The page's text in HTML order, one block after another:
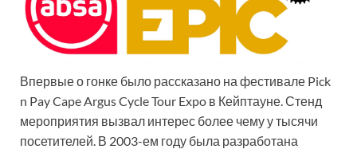
Впервые о гонке было рассказано на фестивале Pick
n Pay Cape Argus Cycle Tour Expo в Кейптауне. Стенд
мероприятия вызвал интерес более чему у тысячи
посетителей. В 2003-ем году была разработана